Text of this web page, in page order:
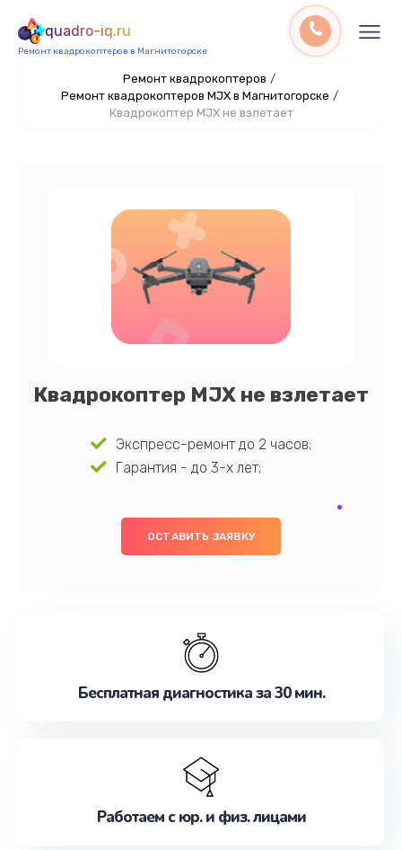
quadro-iq.ru
Ремонт квадрокоптеров в Магнитогорске
Ремонт квадрокоптеров /
Ремонт квадрокоптеров MJX в Магнитогорске /
Квадрокоптер MJX не взлетает
Квадрокоптер MJX не взлетает
Экспресс-ремонт до 2 часов;
Гарантия - до 3-х лет;
ОСТАВИТЬ ЗАЯВКУ
Бесплатная диагностика за 30 мин.
Работаем с юр. и физ. лицами